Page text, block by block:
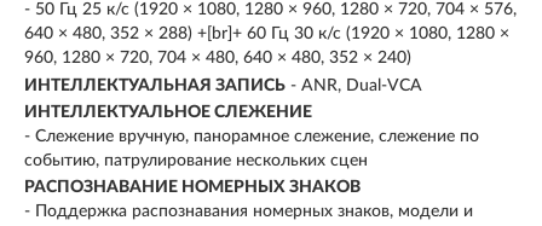
- 50 Гц 25 к/с (1920 × 1080, 1280 × 960, 1280 × 720, 704 × 576,
640 × 480, 352 × 288) +[br]+ 60 Гц 30 к/с (1920 × 1080, 1280 ×
960, 1280 × 720, 704 × 480, 640 × 480, 352 × 240)
ИНТЕЛЛЕКТУАЛЬНАЯ ЗАПИСЬ - ANR, Dual-VCA
ИНТЕЛЛЕКТУАЛЬНОЕ СЛЕЖЕНИЕ
- Слежение вручную, панорамное слежение, слежение по
событию, патрулирование нескольких сцен
РАСПОЗНАВАНИЕ НОМЕРНЫХ ЗНАКОВ
- Поддержка распознавания номерных знаков, модели и